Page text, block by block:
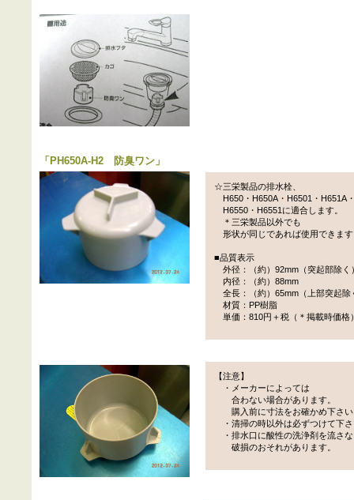
「 PH650A-H2 防臭ワン 」
☆三栄製品の排水栓、
H650・H650A・H6501・H651A
H6550・H6551に適合します。
＊三栄製品以外でも
形状が同じであれば使用できま
■品質表示
外径：（約）92mm（突起部除く
内径：（約）88mm
全長：（約）65mm（上部突起除
材質：PP樹脂
単価：810円＋税（＊掲載時価格
【注意】
・メーカーによっては
合わない場合があります。
購入前に寸法をお確かめ下さい
・清掃の時以外は必ずつけて下
・排水口に酸性の洗浄剤を流さ
破損のおそれがあります。